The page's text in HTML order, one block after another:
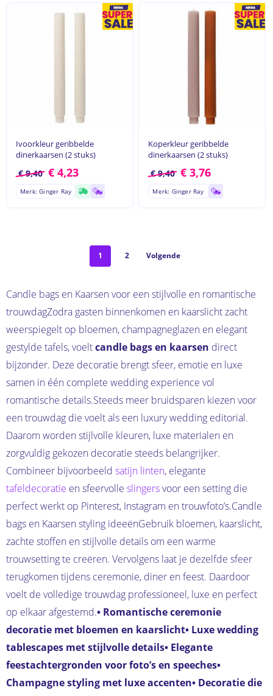
Ivoorkleur geribbelde
dinerkaarsen (2 stuks)
€9,40 € 4,23
Merk: Ginger Ray
Koperkleur geribbelde
dinerkaarsen (2 stuks)
€9,40 €3,76
Merk: Ginger Ray
1 2 Volgende
Candle bags en Kaarsen voor een stijlvolle en romantische
trouwdagZodra gasten binnenkomen en kaarslicht zacht
weerspiegelt op bloemen, champagneglazen en elegant
gestylde tafels, voeltcandle bags en kaarsen direct
bijzonder. Deze decoratie brengt sfeer, emotie en luxe
samen in één complete wedding experience vol
romantische details.Steeds meer bruidsparen kiezen voor
een trouwdag die voelt als een luxury wedding editorial.
Daarom worden stijlvolle kleuren, luxe materialen en
zorgvuldig gekozen decoratie steeds belangrijker.
Combineer bijvoorbeeld satijn linten, elegante
tafeldecoratie en sfeervolle slingersvoor een setting die
perfect werkt op Pinterest, Instagram en trouwfoto’s.Candle
bags en Kaarsen styling ideeënGebruik bloemen, kaarslicht,
zachte stoffen en stijlvolle details om een warme
trouwsetting te creëren. Vervolgens laat je dezelfde sfeer
terugkomen tijdens ceremonie, diner en feest. Daardoor
voelt de volledige trouwdag professioneel, luxe en perfect
op elkaar afgestemd.• Romantische ceremonie
decoratie met bloemen en kaarslicht• Luxe wedding
tablescapes met stijlvolle details• Elegante
feestachtergronden voor foto’s en speeches•
Champagne styling met luxe accenten• Decoratie die